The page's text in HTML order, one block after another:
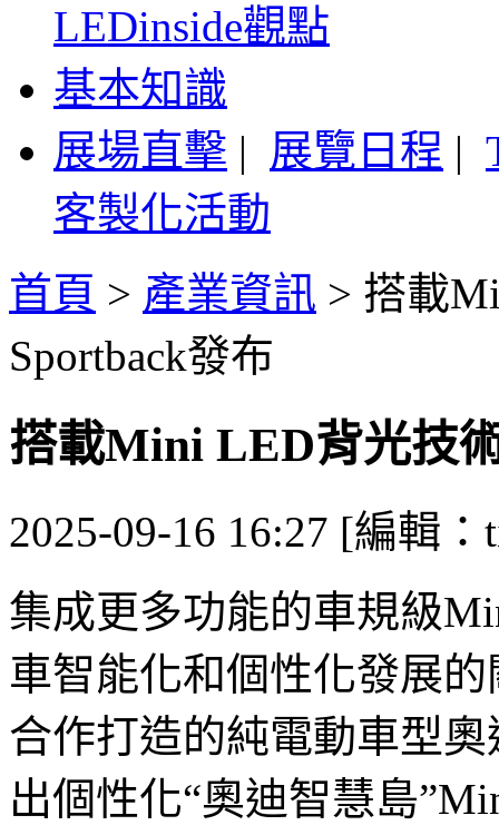
LEDinside觀點
基本知識
展場直擊 | 展覽日程 |
客製化活動
首頁 > 產業資訊 > 搭載
Sportback發布
搭載Mini LED背光技
2025-09-16 16:27 [編輯：
集成更多功能的車規級
車智能化和個性化發展
合作打造的純電動車型奧
出個性化“奧迪智慧島